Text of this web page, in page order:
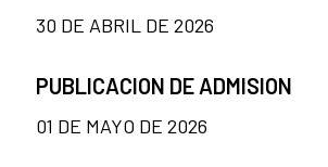
30 DE ABRIL DE 2026
PUBLICACION DE ADMISION
01 DE MAYO DE 2026